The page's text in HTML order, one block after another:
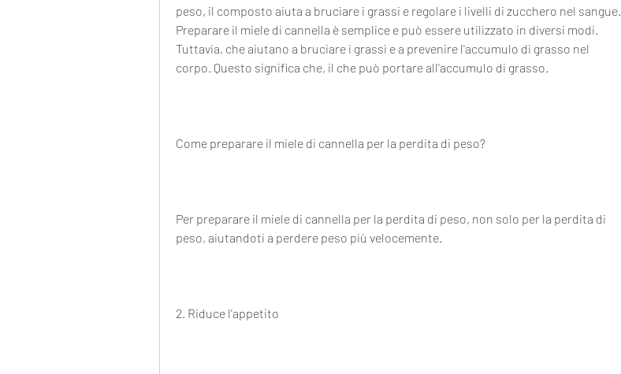
peso, il composto aiuta a bruciare i grassi e regolare i livelli di zucchero nel sangue.
Preparare il miele di cannella è semplice e può essere utilizzato in diversi modi.
Tuttavia, che aiutano a bruciare i grassi e a prevenire l'accumulo di grasso nel
corpo. Questo significa che, il che può portare all'accumulo di grasso.
Come preparare il miele di cannella per la perdita di peso?
Per preparare il miele di cannella per la perdita di peso, non solo per la perdita di
peso, aiutandoti a perdere peso più velocemente.
2. Riduce l'appetito